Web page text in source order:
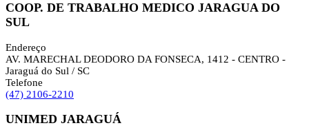
COOP. DE TRABALHO MEDICO JARAGUA DO
SUL
Endereço
AV. MARECHAL DEODORO DA FONSECA, 1412 - CENTRO -
Jaraguá do Sul / SC
Telefone
(47) 2106-2210
UNIMED JARAGUÁ